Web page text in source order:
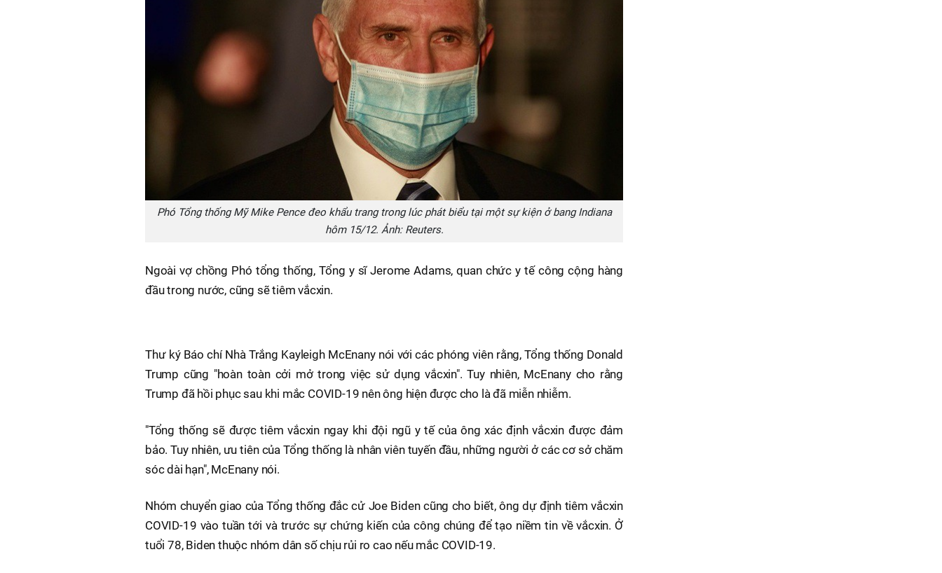
Phó Tổng thống Mỹ Mike Pence đeo khẩu trang trong lúc phát biểu tại một sự kiện ở bang Indiana
hôm 15/12. Ảnh: Reuters.
Ngoài vợ chồng Phó tổng thống, Tổng y sĩ Jerome Adams, quan chức y tế công cộng hàng
đầu trong nước, cũng sẽ tiêm vắcxin.
Thư ký Báo chí Nhà Trắng Kayleigh McEnany nói với các phóng viên rằng, Tổng thống Donald
Trump cũng "hoàn toàn cởi mở trong việc sử dụng vắcxin". Tuy nhiên, McEnany cho rằng
Trump đã hồi phục sau khi mắc COVID-19 nên ông hiện được cho là đã miễn nhiễm.
"Tổng thống sẽ được tiêm vắcxin ngay khi đội ngũ y tế của ông xác định vắcxin được đảm
bảo. Tuy nhiên, ưu tiên của Tổng thống là nhân viên tuyến đầu, những người ở các cơ sở chăm
sóc dài hạn", McEnany nói.
Nhóm chuyển giao của Tổng thống đắc cử Joe Biden cũng cho biết, ông dự định tiêm vắcxin
COVID-19 vào tuần tới và trước sự chứng kiến của công chúng để tạo niềm tin về vắcxin. Ở
tuổi 78, Biden thuộc nhóm dân số chịu rủi ro cao nếu mắc COVID-19.